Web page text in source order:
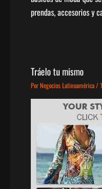
prendas, accesorios y
Tráelo tu mismo
PorNegocios Latinoamérica/